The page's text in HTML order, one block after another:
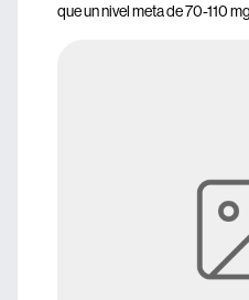
que un nivel meta de 70-110